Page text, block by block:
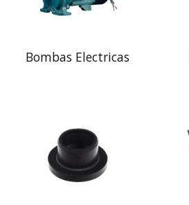
Bombas Electricas